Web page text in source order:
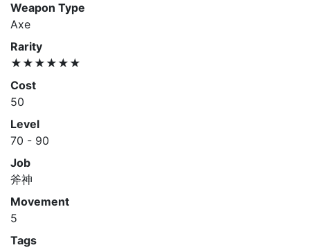
Weapon Type
Axe
Rarity
★★★★★★
Cost
50
Level
70 - 90
Job
斧神
Movement
5
Tags